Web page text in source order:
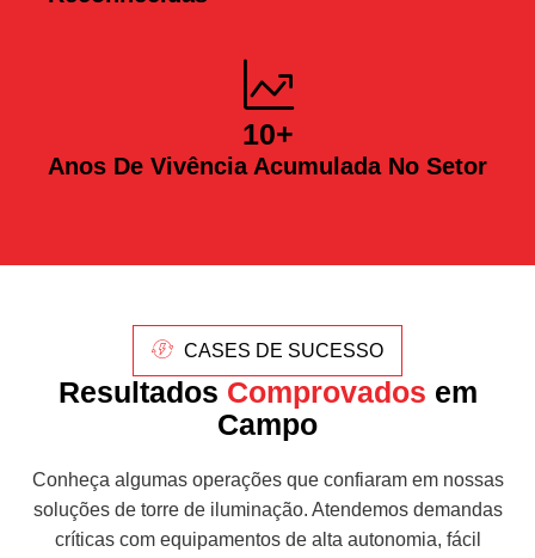
Anos De Vivência Acumulada No Setor
10+
CASES DE SUCESSO
Resultados Comprovados em
Campo
Conheça algumas operações que confiaram em nossas
soluções de torre de iluminação. Atendemos demandas
críticas com equipamentos de alta autonomia, fácil